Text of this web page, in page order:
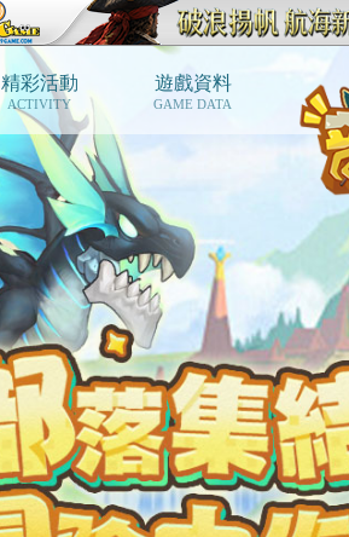
精彩活動
ACTIVITY
遊戲資料
GAME DATA